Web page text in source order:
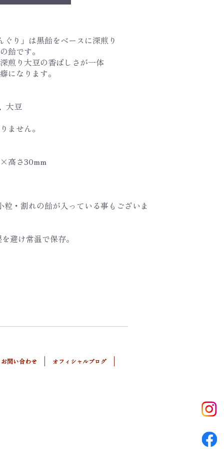
り」は黒飴をベースに深煎り
飴です。
煎り大豆の香ばしさが一体
になります。
大豆
ません。
高さ30mm
・割れの飴が入っている事もございま
避け常温で保存。
お問い合わせ オフィシャルブログ